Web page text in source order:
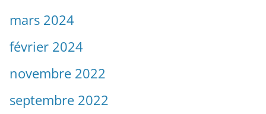
mars 2024
février 2024
novembre 2022
septembre 2022